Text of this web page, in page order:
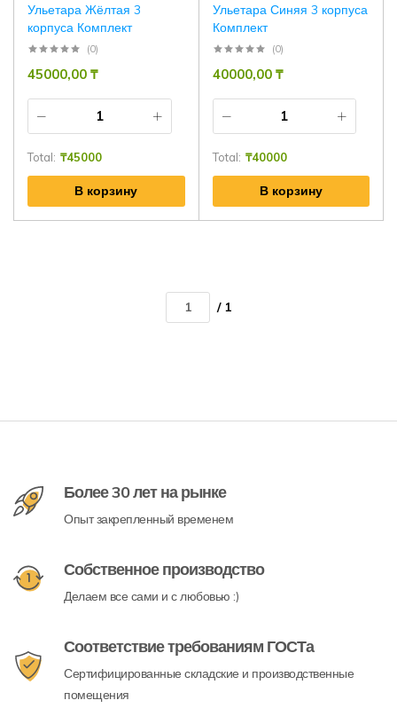
Ульетара Жёлтая 3
корпуса Комплект
(0)
45000,00 ₸
Total: ₸45000
В корзину
Ульетара Синяя 3 корпуса
Комплект
(0)
40000,00 ₸
Total: ₸40000
В корзину
/ 1
Более 30 лет на рынке
Опыт закрепленный временем
Собственное производство
Делаем все сами и с любовью :)
Соответствие требованиям ГОСТа
Сертифицированные складские и производственные
помещения